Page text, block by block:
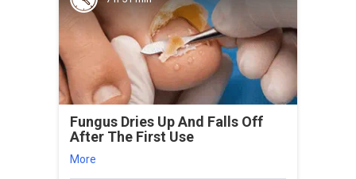
Fungus Dries Up And Falls Off
After The First Use
More